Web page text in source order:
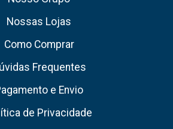
Nossas Lojas
Como Comprar
Frequentes
e Envio
de Privacidade